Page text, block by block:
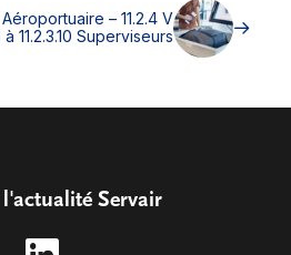
– 11.2.4 V
à 11.2.3.10 Superviseurs
Servair